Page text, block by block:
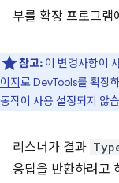
부를 확장 프로그램
참고: 이 변경사항이
이지로 DevTools를 확장
동작이 사용 설정되지 않
리스너가 결과
응답을 반환하려고